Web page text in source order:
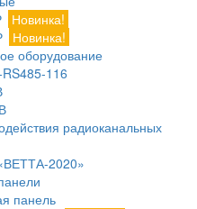
Новинка!
Новинка!
оборудование
116
радиоканальных
2020»
панель